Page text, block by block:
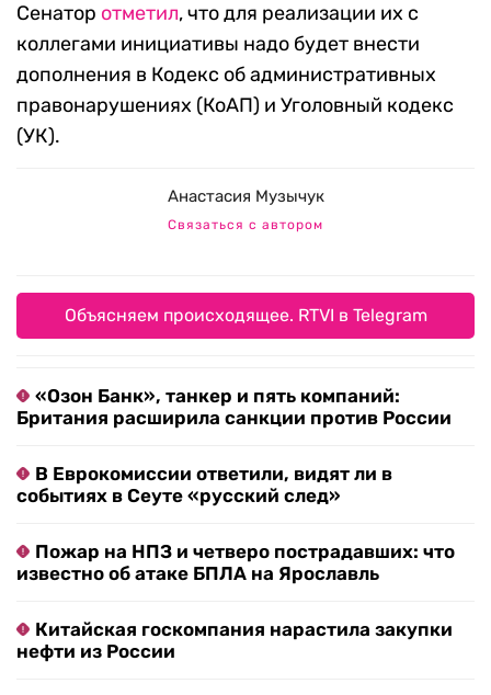
Сенатор отметил, что для реализации их с
коллегами инициативы надо будет внести
дополнения в Кодекс об административных
правонарушениях (КоАП) и Уголовный кодекс
(УК).
Анастасия Музычук
Связаться с автором
Объясняем происходящее. RTVI в Telegram
«Озон Банк», танкер и пять компаний:
Британия расширила санкции против России
В Еврокомиссии ответили, видят ли в
событиях в Сеуте «русский след»
Пожар на НПЗ и четверо пострадавших: что
известно об атаке БПЛА на Ярославль
Китайская госкомпания нарастила закупки
нефти из России